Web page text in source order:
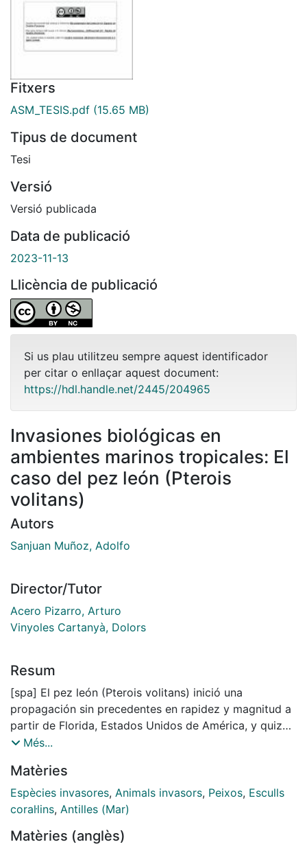
Fitxers
ASM_TESIS.pdf (15.65 MB)
Tipus de document
Tesi
Versió
Versió publicada
Data de publicació
2023-11-13
Llicència de publicació
Si us plau utilitzeu sempre aquest identificador
per citar o enllaçar aquest document:
https://hdl.handle.net/2445/204965
Invasiones biológicas en
ambientes marinos tropicales: El
caso del pez león (Pterois
volitans)
Autors
Sanjuan Muñoz, Adolfo
Director/Tutor
Acero Pizarro, Arturo
Vinyoles Cartanyà, Dolors
Resum
[spa] El pez león (Pterois volitans) inició una
propagación sin precedentes en rapidez y magnitud a
partir de Florida, Estados Unidos de América, y quizás
las Bahamas hace más de dos décadas. Actualmente
el golfo de México y más recientemente en Brasil. En
2008 se detectó su llegada a Colombia,
específicamente a la isla de Providencia y un año
colombiano. Debido al éxito de esta invasión biológica
Més...
Matèries
Espècies invasores, Animals invasors, Peixos, Esculls
coral·lins, Antilles (Mar)
Matèries (anglès)